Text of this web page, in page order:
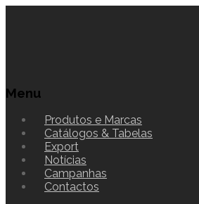
Menu
Produtos e Marcas
Catálogos & Tabelas
Export
Notícias
Campanhas
Contactos